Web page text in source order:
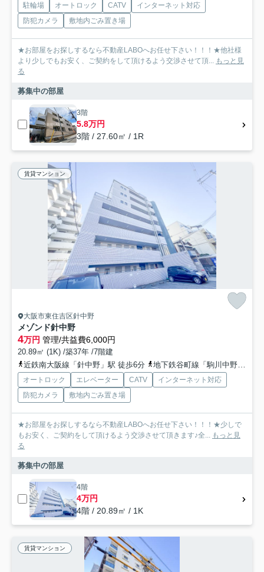
駐輪場 オートロック CATV
インターネット対応
防犯カメラ
敷地内ごみ置き場
★お部屋をお探しするなら不動産LABOへお任せ下さい！！！★他社様
より少しでもお安く、ご契約をして頂けるよう交渉させて頂...
もっと見
る
募集中の部屋
3階
5.8万円
3階 / 27.60㎡ / 1R
賃貸マンション
大阪市東住吉区針中野
メゾンド針中野
4万円 管理/共益費6,000円
20.89㎡ (1K) /築37年 /7階建
近鉄南大阪線「針中野」駅 徒歩6分
地下鉄谷町線「駒川中野」駅 徒歩10分
オートロック エレベーター CATV
インターネット対応
防犯カメラ
敷地内ごみ置き場
★お部屋をお探しするなら不動産LABOへお任せ下さい！！！★少しで
もお安く、ご契約をして頂けるよう交渉させて頂きます♪全...
もっと見
る
募集中の部屋
4階
4万円
4階 / 20.89㎡ / 1K
賃貸マンション